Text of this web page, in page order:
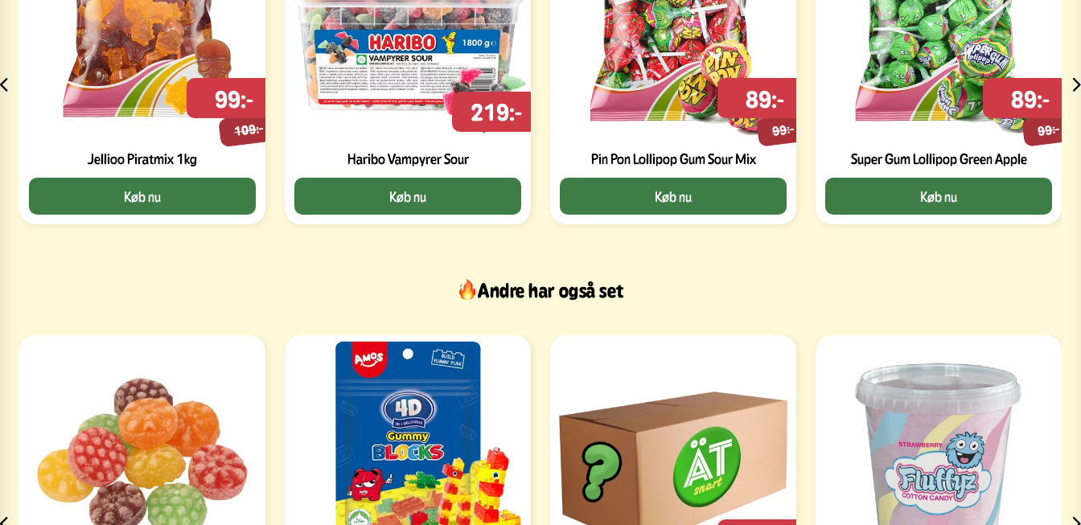
Jellioo Piratmix 1kg
109:-
99:-
Køb nu
Haribo Vampyrer Sour
219:-
Køb nu
Pin Pon Lollipop Gum Sour Mix
99:-
89:-
Køb nu
Super Gum Lollipop Green Apple
99:-
89:-
Køb nu
Andre har også set